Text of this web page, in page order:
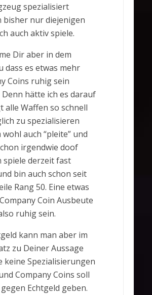
spezialisiert
bisher nur diejenigen
auch aktiv spiele.
Dir aber in dem
dass es etwas mehr
Coins ruhig sein
hätte ich es darauf
alle Waffen so schnell
zu spezialisieren
wohl auch “pleite” und
irgendwie doof
spiele derzeit fast
bin auch schon seit
Rang 50. Eine etwas
Coin Ausbeute
ruhig sein.
kann man aber im
zu Deiner Aussage
keine Spezialisierungen
Company Coins soll
Echtgeld geben.